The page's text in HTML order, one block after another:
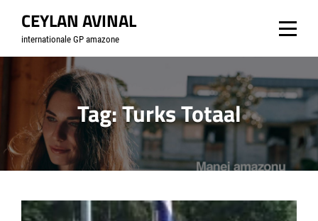
content
CEYLAN AVINAL
internationale GP amazone
Tag:Turks Totaal